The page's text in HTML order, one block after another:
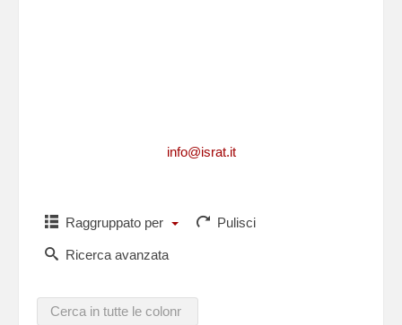
info@israt.it
Raggruppato per Pulisci
Ricerca avanzata